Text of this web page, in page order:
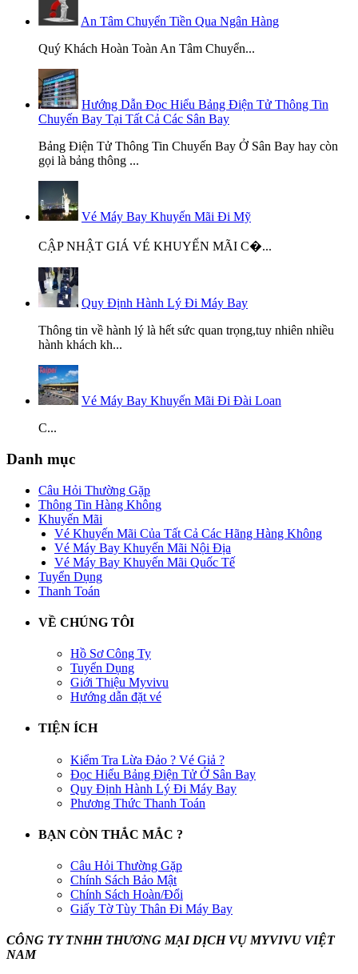
An Tâm Chuyển Tiền Qua Ngân Hàng
Quý Khách Hoàn Toàn An Tâm Chuyển...
Hướng Dẫn Đọc Hiểu Bảng Điện Tử Thông Tin
Chuyến Bay Tại Tất Cả Các Sân Bay
Bảng Điện Tử Thông Tin Chuyến Bay Ở Sân Bay hay còn
gọi là bảng thông ...
Vé Máy Bay Khuyến Mãi Đi Mỹ
CẬP NHẬT GIÁ VÉ KHUYẾN MÃI C�...
Quy Định Hành Lý Đi Máy Bay
Thông tin về hành lý là hết sức quan trọng,tuy nhiên nhiều
hành khách kh...
Vé Máy Bay Khuyến Mãi Đi Đài Loan
C...
Danh mục
Câu Hỏi Thường Gặp
Thông Tin Hàng Không
Khuyến Mãi
Vé Khuyến Mãi Của Tất Cả Các Hãng Hàng Không
Vé Máy Bay Khuyến Mãi Nội Địa
Vé Máy Bay Khuyến Mãi Quốc Tế
Tuyển Dụng
Thanh Toán
VỀ CHÚNG TÔI
Hồ Sơ Công Ty
Tuyển Dụng
Giới Thiệu Myvivu
Hướng dẫn đặt vé
TIỆN ÍCH
Kiểm Tra Lừa Đảo ? Vé Giả ?
Đọc Hiểu Bảng Điện Tử Ở Sân Bay
Quy Định Hành Lý Đi Máy Bay
Phương Thức Thanh Toán
BẠN CÒN THẮC MẮC ?
Câu Hỏi Thường Gặp
Chính Sách Bảo Mật
Chính Sách Hoàn/Đổi
Giấy Tờ Tùy Thân Đi Máy Bay
CÔNG TY TNHH THƯƠNG MẠI DỊCH VỤ MYVIVU VIỆT
NAM